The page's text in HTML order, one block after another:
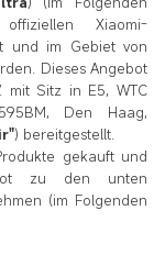
Xiaomi-
und im Gebiet von
Dieses Angebot
mit Sitz in E5, WTC
Den Haag,
) bereitgestellt.
gekauft und
zu den unten
(im Folgenden